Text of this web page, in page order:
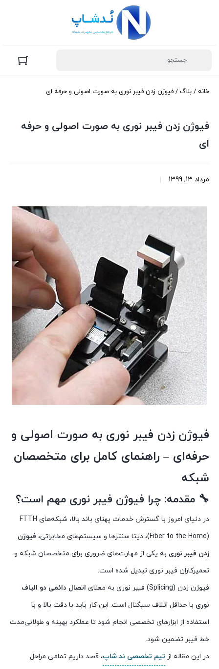
خانه / بلاگ / فيوژن زدن فيبر نوری به صورت اصولی و حرفه ای
فيوژن زدن فيبر نوری به صورت اصولی و حرفه
ای
مرداد 13, 1399
فیوژن زدن فیبر نوری به صورت اصولی و
حرفه‌ای – راهنمای کامل برای متخصصان
شبکه
🔧 مقدمه: چرا فیوژن فیبر نوری مهم است؟
در دنیای امروز با گسترش خدمات پهنای باند بالا، شبکه‌های FTTH
(Fiber to the Home)، دیتا سنترها و سیستم‌های مخابراتی،
فیوژن
زدن فيبر نوری به یکی از مهارت‌های ضروری برای متخصصان شبکه و
تعمیرکاران فیبر نوری تبدیل شده است.
فیوژن زدن (Splicing) فیبر نوری به معنای
اتصال دائمی دو الیاف
نوری با حداقل اتلاف سیگنال است. این کار باید با دقت بالا و با
استفاده از ابزارهای تخصصی انجام شود تا عملکرد بهینه و طولانی‌مدت
خط فیبر تضمین شود.
در این مقاله از تیم تخصصی ند شاپ، قصد داریم تمامی مراحل